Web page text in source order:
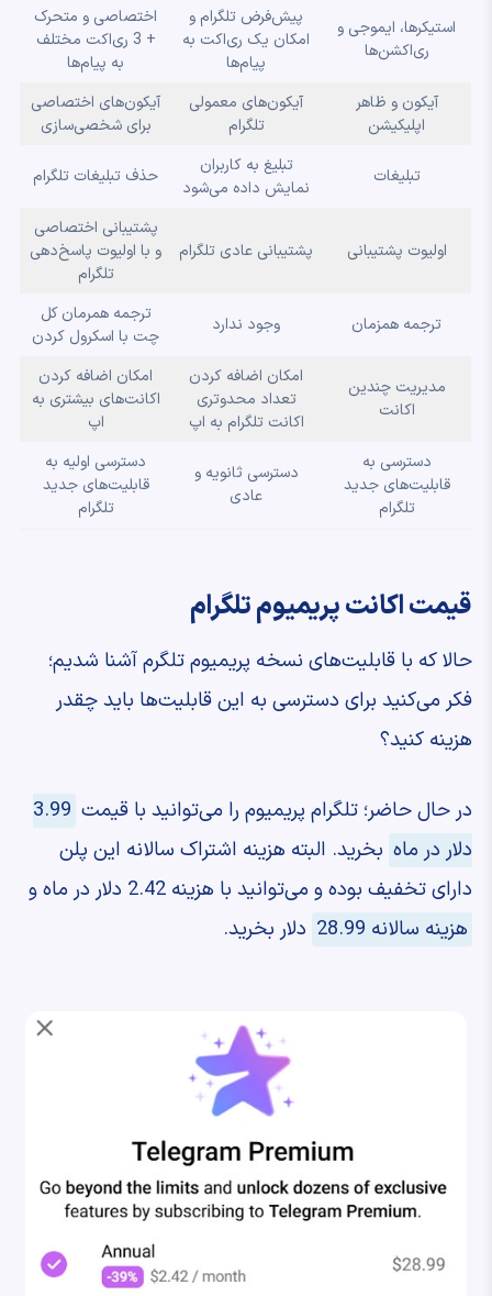
استیکرها، ایموجی و
ری‌اکشن‌ها
پیش‌فرض تلگرام و
امکان یک ری‌اکت به
پیام‌ها
اختصاصی و متحرک
+ 3 ری‌اکت مختلف
به پیام‌ها
آیکون و ظاهر
اپلیکیشن
آیکون‌های معمولی
تلگرام
آیکون‌های اختصاصی
برای شخصی‌سازی
تبلیغات
تبلیغ به کاربران
نمایش داده می‌شود
حذف تبلیغات تلگرام
اولیوت پشتیبانی پشتیبانی عادی تلگرام
پشتیبانی اختصاصی
و با اولیوت پاسخ‌دهی
تلگرام
ترجمه همزمان وجود ندارد
ترجمه همرمان کل
چت با اسکرول کردن
مدیریت چندین
اکانت
امکان اضافه کردن
تعداد محدو‌تری
اکانت تلگرام به اپ
امکان اضافه کردن
اکانت‌های بیشتری به
اپ
دسترسی به
قابلیت‌های جدید
تلگرام
دسترسی ثانویه و
عادی
دسترسی اولیه به
قابلیت‌های جدید
تلگرام
قیمت اکانت پریمیوم تلگرام
حالا که با قابلیت‌های نسخه پریمیوم تلگرم آشنا شدیم؛
فکر می‌کنید برای دسترسی به این قابلیت‌ها باید چقدر
هزینه کنید؟
در حال حاضر؛ تلگرام پریمیوم را می‌توانید با قیمت 3.99
دلار در ماه بخرید. البته هزینه اشتراک سالانه این پلن
دارای تخفیف بوده و می‌توانید با هزینه 2.42 دلار در ماه و
هزینه سالانه 28.99
دلار بخرید.